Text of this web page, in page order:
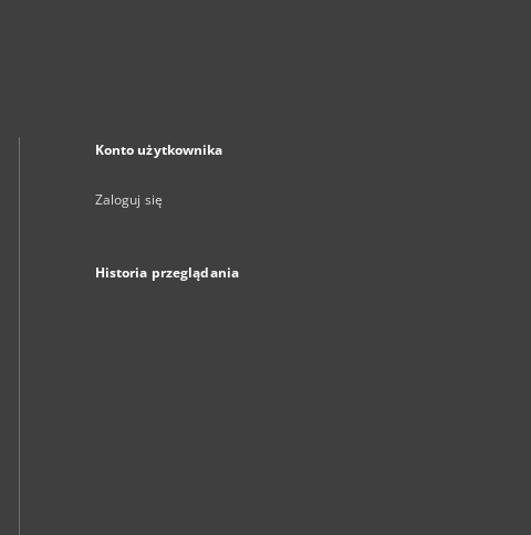
Konto użytkownika
Zaloguj się
Historia przeglądania